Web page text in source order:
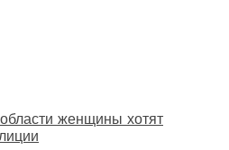
женщины хотят